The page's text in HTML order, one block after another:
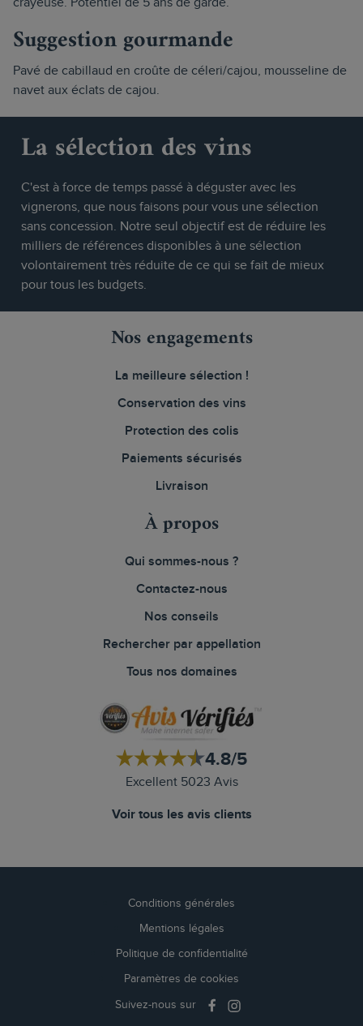
Suggestion gourmande
Pavé de cabillaud en croûte de céleri/cajou, mousseline de
navet aux éclats de cajou.
La sélection des vins
C'est à force de temps passé à déguster avec les
vignerons, que nous faisons pour vous une sélection
sans concession. Notre seul objectif est de réduire les
milliers de références disponibles à une sélection
volontairement très réduite de ce qui se fait de mieux
pour tous les budgets.
Nos engagements
La meilleure sélection !
Conservation des vins
Protection des colis
Paiements sécurisés
Livraison
À propos
Qui sommes-nous ?
Contactez-nous
Nos conseils
Rechercher par appellation
Tous nos domaines
4.8/5
Excellent 5023 Avis
Voir tous les avis clients
Conditions générales
Mentions légales
Politique de confidentialité
Paramètres de cookies
Suivez-nous sur